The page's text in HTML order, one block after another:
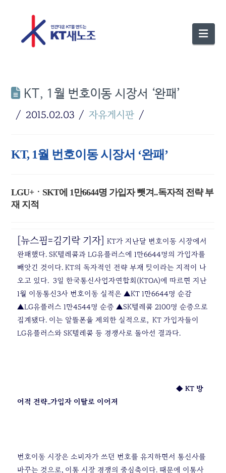
KT, 1월 번호이동 시장서 ‘완패’
2015.02.03 자유게시판
KT, 1월 번호이동 시장서 ‘완패’
LGU+ㆍSKT에 1만6644명 가입자 뺏겨..독자적 전략 부
재 지적
[뉴스핌=김기락 기자]KT가 지난달 번호이동 시장에서
완패했다. SK텔레콤과 LG유플러스에 1만6644명의 가입자를
빼앗긴 것이다. KT의 독자적인 전략 부재 탓이라는 지적이 나
오고 있다.3일 한국통신사업자연합회(KTOA)에 따르면 지난
1월 이동통신3사 번호이동 실적은 ▲KT 1만6644명 순감
▲LG유플러스 1만4544명 순증 ▲SK텔레콤 2100명 순증으로
집계됐다. 이는 알뜰폰을 제외한 실적으로, KT 가입자들이
LG유플러스와 SK텔레콤 등 경쟁사로 돌아선 결과다.
◆ KT 방
어적 전략..가입자 이탈로 이어져
번호이동 시장은 소비자가 쓰던 번호를 유지하면서 통신사를
바꾸는 것으로, 이통 시장 경쟁의 중심축이다. 때문에 이통사